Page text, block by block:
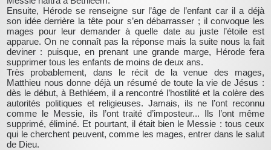
Ensuite, Hérode se renseigne sur l’âge de l’enfant car il a déjà
son idée derrière la tête pour s’en débarrasser ; il convoque les
mages pour leur demander à quelle date au juste l’étoile est
apparue. On ne connaît pas la réponse mais la suite nous la fait
deviner : puisque, en prenant une grande marge, Hérode fera
supprimer tous les enfants de moins de deux ans.
Très probablement, dans le récit de la venue des mages,
Matthieu nous donne déjà un résumé de toute la vie de Jésus :
dès le début, à Bethléem, il a rencontré l’hostilité et la colère des
autorités politiques et religieuses. Jamais, ils ne l’ont reconnu
comme le Messie, ils l’ont traité d’imposteur... Ils l’ont même
supprimé, éliminé. Et pourtant, il était bien le Messie : tous ceux
qui le cherchent peuvent, comme les mages, entrer dans le salut
de Dieu.